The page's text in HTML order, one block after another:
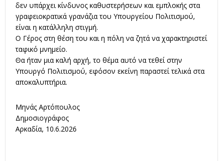
δεν υπάρχει κίνδυνος καθυστερήσεων και εμπλοκής στα
γραφειοκρατικά γρανάζια του Υπουργείου Πολιτισμού,
είναι η κατάλληλη στιγμή.
Ο Γέρος στη θέση του και η πόλη να ζητά να χαρακτηριστεί
ταφικό μνημείο.
Θα ήταν μια καλή αρχή, το θέμα αυτό να τεθεί στην
Υπουργό Πολιτισμού, εφόσον εκείνη παραστεί τελικά στα
αποκαλυπτήρια.
Μηνάς Αρτόπουλος
Δημοσιογράφος
Αρκαδία, 10.6.2026